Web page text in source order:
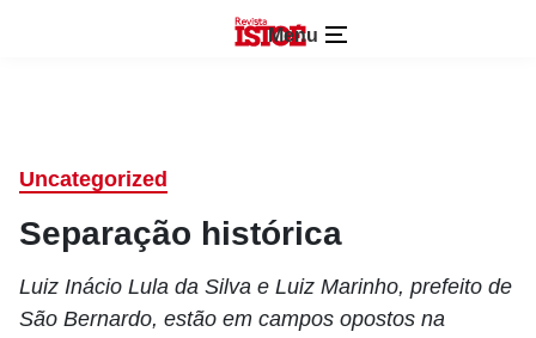
Menu
Uncategorized
Separação histórica
Luiz Inácio Lula da Silva e Luiz Marinho, prefeito de
São Bernardo, estão em campos opostos na